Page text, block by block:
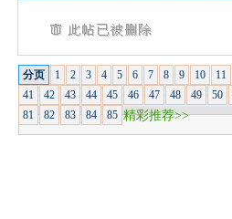
分页 1 2 3 4 5 6 7 8 9 10 11
41
42 43 44 45 46 47 48 49 50
81
82 83 84 85 精彩推荐>>